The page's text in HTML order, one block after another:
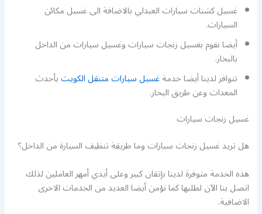
غسيل كشنات سيارات العبدلي بالاضافة الى غسيل مكائن
السيارات.
أيضا نقوم بغسيل زنجات سيارات وغسيل سيارات من الداخل
بالبخار.
تتوافر لدينا أيضا خدمةغسيل سيارات متنقل الكويتبأحدث
المعدات وعن طريق البخار.
غسيل زنجات سيارات
هل تريد غسيل زنجات سيارات وما طريقة تنظيف السيارة من الداخل؟
هذه الخدمة متوفرة لدينا بإتقان كبير وعلى أيدي أمهر العاملين لذلك
اتصل بنا الآن لطلبها كما نؤمن أيضا العديد من الخدمات الاخرى
الاضافية.